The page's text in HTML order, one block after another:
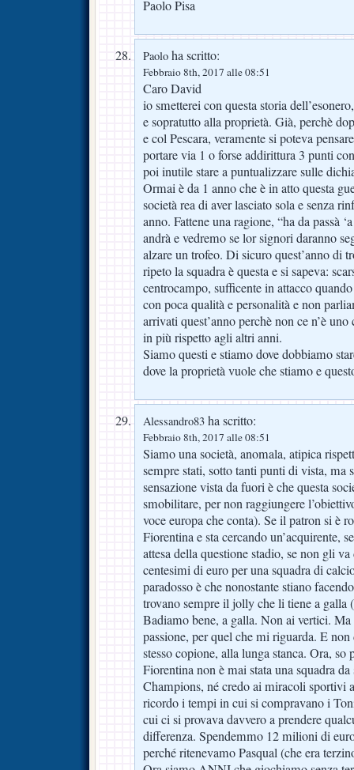
Paolo Pisa
Paolo ha scritto:
Febbraio 8th, 2017 alle 08:51
Caro David
io smetterei con questa storia
e sopratutto alla proprietà. Già, perchè
e col Pescara, veramente si poteva
portare via 1 o forse addirittura 3 punti
poi inutile stare a puntualizzare sulle
Ormai è da 1 anno che è in atto questa
società rea di aver lasciato sola e senza
anno. Fattene una ragione, “ha da passà
andrà e vedremo se lor signori daranno
alzare un trofeo. Di sicuro quest’anno di
ripeto la squadra è questa e si sapeva:
centrocampo, sufficente in attacco
con poca qualità e personalità e non
arrivati quest’anno perchè non ce n’è
in più rispetto agli altri anni.
Siamo questi e stiamo dove dobbiamo
dove la proprietà vuole che stiamo e
Alessandro83 ha scritto:
Febbraio 8th, 2017 alle 08:51
Siamo una società, anomala, atipica
sempre stati, sotto tanti punti di vista, ma
sensazione vista da fuori è che questa
smobilitare, per non raggiungere
voce europa che conta). Se il patron si è
Fiorentina e sta cercando un’acquirente,
attesa della questione stadio, se non gli
centesimi di euro per una squadra di
paradosso è che nonostante stiano
trovano sempre il jolly che li tiene a galla
Badiamo bene, a galla. Non ai vertici.
passione, per quel che mi riguarda. E
stesso copione, alla lunga stanca. Ora, so
Fiorentina non è mai stata una squadra
Champions, né credo ai miracoli sportivi
ricordo i tempi in cui si compravano i
cui ci si provava davvero a prendere
differenza. Spendemmo 12 milioni di
perché ritenevamo Pasqual (che era